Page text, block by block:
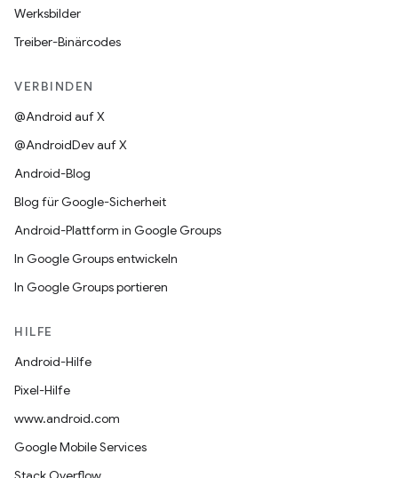
Werksbilder
Treiber-Binärcodes
VERBINDEN
@Android auf X
@AndroidDev auf X
Android-Blog
Blog für Google-Sicherheit
Android-Plattform in Google Groups
In Google Groups entwickeln
In Google Groups portieren
HILFE
Android-Hilfe
Pixel-Hilfe
www.android.com
Google Mobile Services